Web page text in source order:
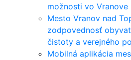
možnosti vo Vranove
Mesto Vranov nad
zodpovednosť
čistoty a verejného
Mobilná aplikácia